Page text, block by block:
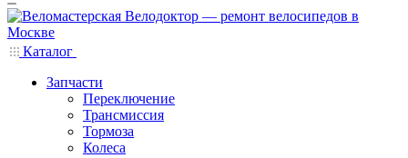
Каталог
Запчасти
Переключение
Трансмиссия
Тормоза
Колеса